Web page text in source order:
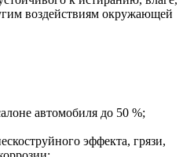
воздействиям окружающей
автомобиля до 50 %;
эффекта, грязи,